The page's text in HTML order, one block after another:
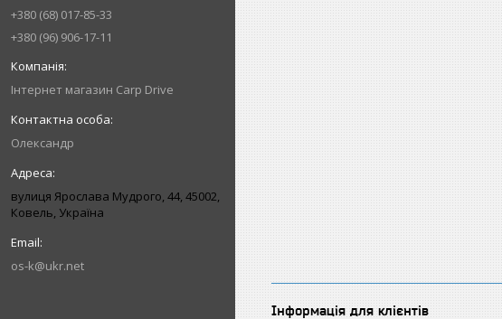
+380 (68) 017-85-33
+380 (96) 906-17-11
Інтернет магазин Carp Drive
Олександр
вулиця Ярослава Мудрого, 44, 45002,
Ковель, Україна
os-k@ukr.net
Інформація для клієнтів